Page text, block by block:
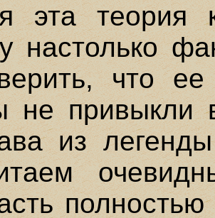
эта теория
настолько
что
не привыкли
из
полностью